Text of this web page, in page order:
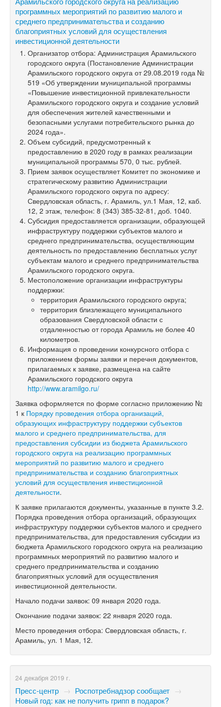
программных мероприятий по развитию малого и
среднего предпринимательства и созданию
благоприятных условий для осуществления
инвестиционной деятельности
Организатор отбора: Администрация Арамильского
городского округа (Постановление Администрации
Арамильского городского округа от 29.08.2019 года №
519 «Об утверждении муниципальной программы
«Повышение инвестиционной привлекательности
Арамильского городского округа и создание условий
для обеспечения жителей качественными и
безопасными услугами потребительского рынка до
2024 года».
Объем субсидий, предусмотренный к
предоставлению в 2020 году в рамках реализации
муниципальной программы 570, 0 тыс. рублей.
Прием заявок осуществляет Комитет по экономике и
стратегическому развитию Администрации
Арамильского городского округа по адресу:
Свердловская область, г. Арамиль, ул.1 Мая, 12, каб.
12, 2 этаж, телефон: 8 (343) 385-32-81, доб. 1040.
Субсидия предоставляется организации, образующей
инфраструктуру поддержки субъектов малого и
среднего предпринимательства, осуществляющим
деятельность по предоставлению бесплатных услуг
субъектам малого и среднего предпринимательства
Арамильского городского округа.
Местоположение организации инфраструктуры
поддержки:
территория Арамильского городского округа;
территория близлежащего муниципального
образования Свердловской области с
отдаленностью от города Арамиль не более 40
километров.
Информация о проведении конкурсного отбора с
приложением формы заявки и перечня документов,
прилагаемых к заявке, размещена на сайте
Арамильского городского округа
http://www.aramilgo.ru/
Заявка оформляется по форме согласно приложению №
1 к Порядку проведения отбора организаций,
образующих инфраструктуру поддержки субъектов
малого и среднего предпринимательства, для
предоставления субсидии из бюджета Арамильского
городского округа на реализацию программных
мероприятий по развитию малого и среднего
предпринимательства и созданию благоприятных
условий для осуществления инвестиционной
деятельности.
К заявке прилагаются документы, указанные в пункте 3.2.
Порядка проведения отбора организаций, образующих
инфраструктуру поддержки субъектов малого и среднего
предпринимательства, для предоставления субсидии из
бюджета Арамильского городского округа на реализацию
программных мероприятий по развитию малого и
среднего предпринимательства и созданию
благоприятных условий для осуществления
инвестиционной деятельности.
Начало подачи заявок: 09 января 2020 года.
Окончание подачи заявок: 22 января 2020 года.
Место проведения отбора: Свердловская область, г.
Арамиль, ул. 1 Мая, 12.
24 декабря 2019 г.
Пресс-центр → Роспотребнадзор сообщает →
Новый год: как не получить грипп в подарок?